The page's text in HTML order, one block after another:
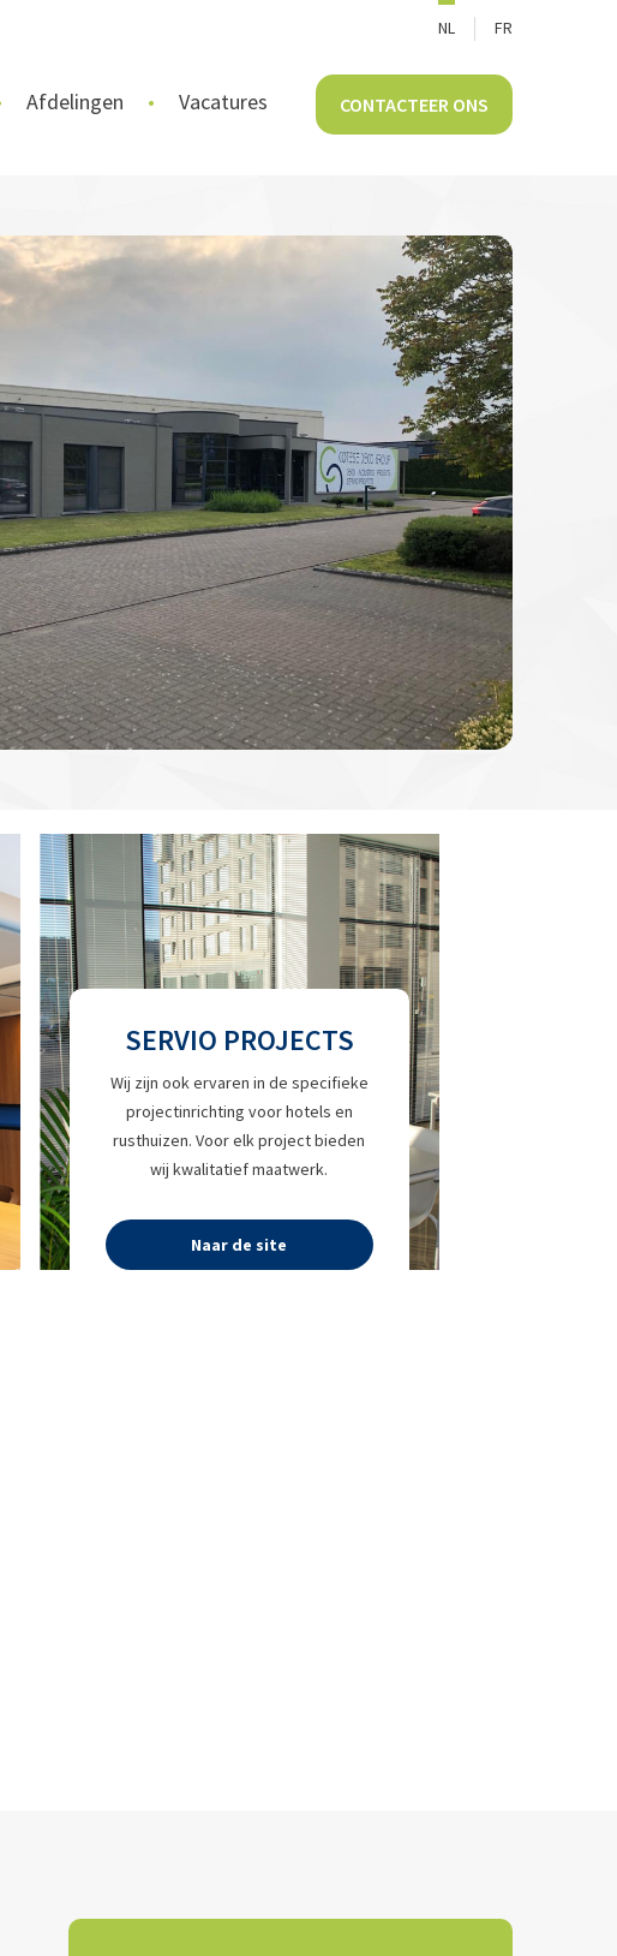
Afdelingen Vacatures CONTACTEER ONS
NL FR
SERVIO PROJECTS
Wij zijn ook ervaren in de specifieke
projectinrichting voor hotels en
rusthuizen. Voor elk project bieden
wij kwalitatief maatwerk.
Naar de site